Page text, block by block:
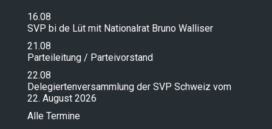
16.08
SVP bi de Lüt mit Nationalrat Bruno Walliser
21.08
Parteileitung / Parteivorstand
22.08
Delegiertenversammlung der SVP Schweiz vom
22. August 2026
Alle Termine